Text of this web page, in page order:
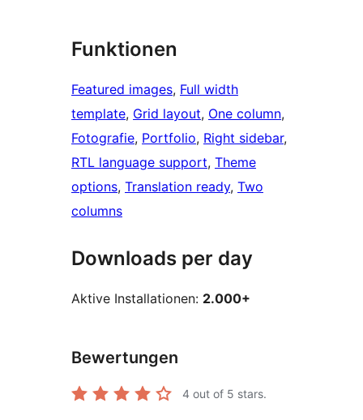
Funktionen
Featured images, Full width
template, Grid layout, One column
Fotografie, Portfolio, Right sidebar
RTL language support, Theme
options, Translation ready, Two
columns
Downloads per day
Aktive Installationen: 2.000+
Bewertungen
4 out of 5 stars.